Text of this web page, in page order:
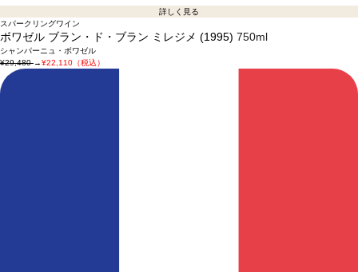
詳しく見る
スパークリングワイン
ボワゼル ブラン・ド・ブラン ミレジメ (1995) 750ml
シャンパーニュ・ボワゼル
¥29,480→¥22,110（税込）